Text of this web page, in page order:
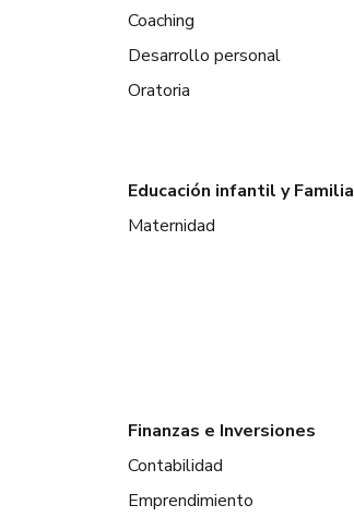
Coaching
Desarrollo personal
Oratoria
Educación infantil y Familia
Maternidad
Finanzas e Inversiones
Contabilidad
Emprendimiento